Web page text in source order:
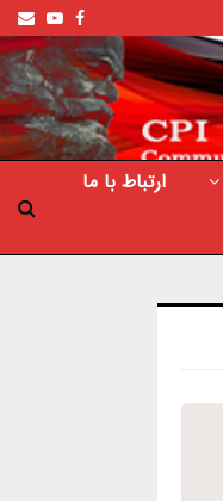
Facebook
ارتباط با ما